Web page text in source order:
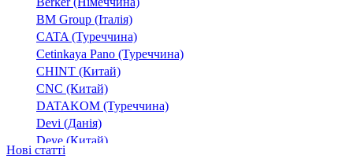
BM Group (Італія)
CATA (Туреччина)
Cetinkaya Pano (Туреччина)
CHINT (Китай)
CNC (Китай)
DATAKOM (Туреччина)
Devi (Данія)
Deye (Китай)
DigiTop (Україна)
Нові статті